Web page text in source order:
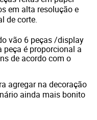
em alta resolução e
de corte.
vão 6 peças /display
é proporcional a
de acordo com o
agregar na decoração
ainda mais bonito